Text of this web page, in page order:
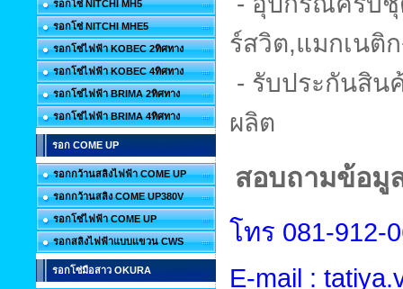
รอกโซ่ NITCHI MH5
รอกโซ่ NITCHI MHE5
รอกโซ่ไฟฟ้า KOBEC 2ทิศทาง
รอกโซ่ไฟฟ้า KOBEC 4ทิศทาง
รอกโซ่ไฟฟ้า BRIMA 2ทิศทาง
รอกโซ่ไฟฟ้า BRIMA 4ทิศทาง
รอก COME UP
รอกกว้านสลิงไฟฟ้า COME UP
รอกกว้านสลิง COME UP380V
รอกโซ่ไฟฟ้า COME UP
รอกสลิงไฟฟ้าแบบแขวน CWS
รอกโซ่มือสาว OKURA
ร์สวิต,แมกเนติ
- รับประกันสิน
ผลิต
สอบถามข้อมู
โทร 081-912-
E-mail :